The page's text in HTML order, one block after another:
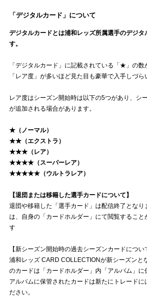
「デジタルカード」について
デジタルカードとは浦和レッズ所属選手のデジタ
す。
「デジタルカード」に記載されている「★」の
「レア度」が多いほど見た目も豪華で入手しづら
レア度はシーズン開始時は以下の5つがあり、シ
が追加される場合があります。
★（ノーマル）
★★（エクストラ）
★★★（レア）
★★★★（スーパーレア）
★★★★★（ウルトラレア）
【退団または移籍した選手カードについて】
退団や移籍した「選手カード」は配信終了となり
は、自身の「カードホルダー」にて閲覧するこ
す
【新シーズン開始時の過去シーズンカードについ
浦和レッズ CARD COLLECTIONが新シーズンと
のカードは「カードホルダー」内「アルバム」に
アルバムに保管されたカードは新たにトレードに
ださい。